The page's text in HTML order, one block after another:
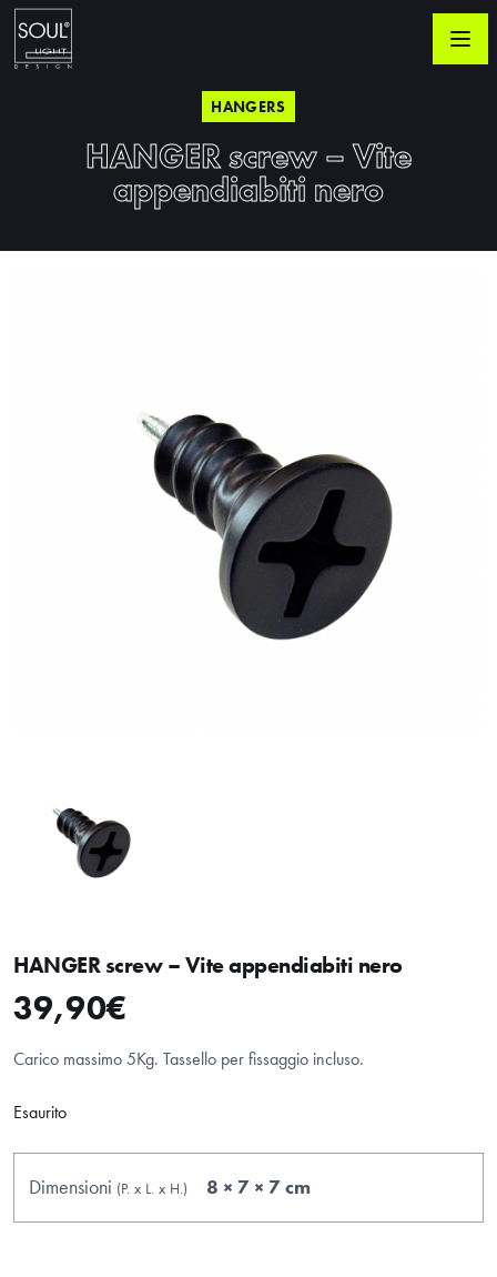
HANGERS
HANGER screw – Vite
appendiabiti nero
HANGER screw – Vite appendiabiti nero
39,90€
Carico massimo 5Kg. Tassello per fissaggio incluso.
Esaurito
Dimensioni (P. x L. x H.) 8 × 7 × 7 cm